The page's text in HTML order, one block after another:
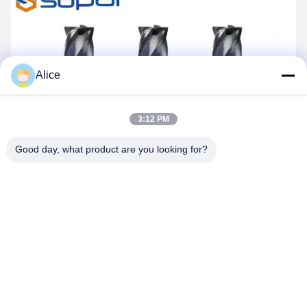
Alice
3:12 PM
Good day, what product are you looking for?